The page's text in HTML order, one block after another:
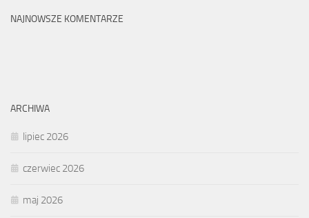
NAJNOWSZE KOMENTARZE
ARCHIWA
lipiec 2026
czerwiec 2026
maj 2026